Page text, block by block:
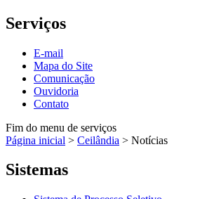
Serviços
E-mail
Mapa do Site
Comunicação
Ouvidoria
Contato
Fim do menu de serviços
Página inicial > Ceilândia > Notícias
Sistemas